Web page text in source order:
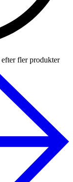
fler produkter